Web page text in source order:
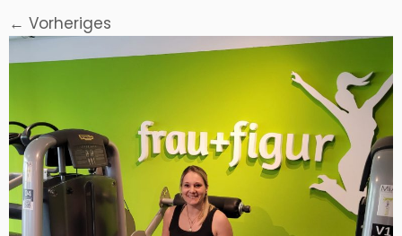
← Vorheriges